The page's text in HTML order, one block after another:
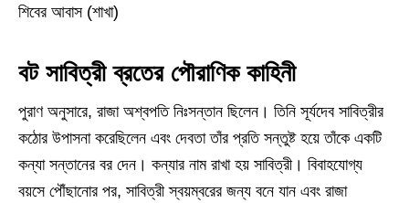
শিবের আবাস (শাখা)
বট সাবিত্রী ব্রতের পৌরাণিক কাহিনী
পুরাণ অনুসারে, রাজা অশ্বপতি নিঃসন্তান ছিলেন। তিনি সূর্যদেব সাবিত্রীর
কঠোর উপাসনা করেছিলেন এবং দেবতা তাঁর প্রতি সন্তুষ্ট হয়ে তাঁকে একটি
কন্যা সন্তানের বর দেন। কন্যার নাম রাখা হয় সাবিত্রী। বিবাহযোগ্য
বয়সে পৌঁছানোর পর, সাবিত্রী স্বয়ম্বরের জন্য বনে যান এবং রাজা